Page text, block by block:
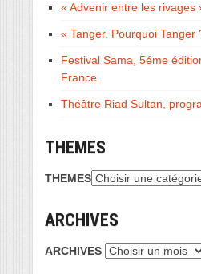
« Advenir entre les rivages
« Tanger. Pourquoi Tanger
Festival Sama, 5éme
France.
Théâtre Riad Sultan,
THEMES
THEMES
ARCHIVES
ARCHIVES